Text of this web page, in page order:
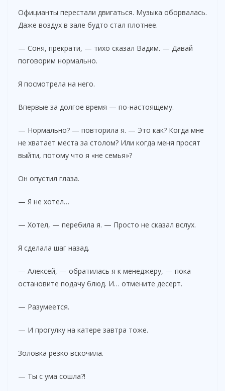
Официанты перестали двигаться. Музыка оборвалась.
Даже воздух в зале будто стал плотнее.
— Соня, прекрати, — тихо сказал Вадим. — Давай
поговорим нормально.
Я посмотрела на него.
Впервые за долгое время — по-настоящему.
— Нормально? — повторила я. — Это как? Когда мне
не хватает места за столом? Или когда меня просят
выйти, потому что я «не семья»?
Он опустил глаза.
— Я не хотел…
— Хотел, — перебила я. — Просто не сказал вслух.
Я сделала шаг назад.
— Алексей, — обратилась я к менеджеру, — пока
остановите подачу блюд. И… отмените десерт.
— Разумеется.
— И прогулку на катере завтра тоже.
Золовка резко вскочила.
— Ты с ума сошла?!